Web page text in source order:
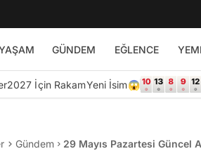
GÜNDEM EĞLENCE
2027 İçin RakamYeni İsim😱
Gündem
29 Mayıs Pazartesi Güncel